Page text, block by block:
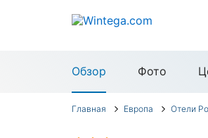
Обзор Фото
Главная Европа Отели